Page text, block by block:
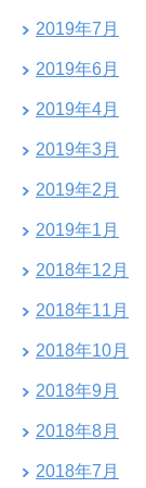
2019年7月
2019年6月
2019年4月
2019年3月
2019年2月
2019年1月
2018年12月
2018年11月
2018年10月
2018年9月
2018年8月
2018年7月